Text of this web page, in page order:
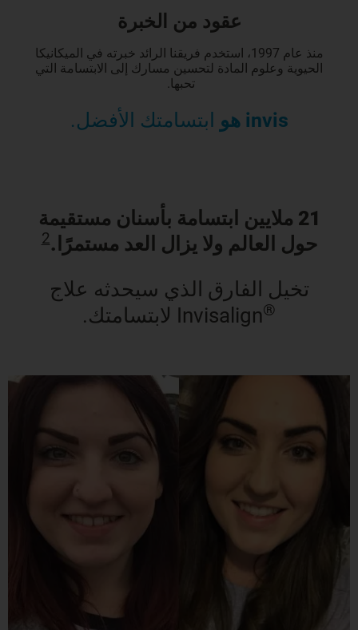
عقود من الخبرة
منذ عام 1997، استخدم فريقنا الرائد خبرته في الميكانيكا
الحيوية وعلوم المادة لتحسين مسارك إلى الابتسامة التي
تحبها.
invis هو ابتسامتك الأفضل.
21 ملايين ابتسامة بأسنان مستقيمة
حول العالم ولا يزال العد مستمرًا.2
تخيل الفارق الذي سيحدثه علاج
®Invisalign لابتسامتك.